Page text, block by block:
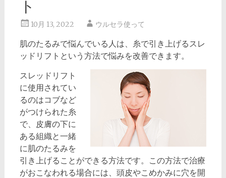
ト
10月 13, 2022 ウルセラ使って
肌のたるみで悩んでいる人は、糸で引き上げるスレ
ッドリフトという方法で悩みを改善できます。
スレッドリフト
に使用されてい
るのはコブなど
がつけられた糸
で、皮膚の下に
ある組織と一緒
に肌のたるみを
引き上げることができる方法です。この方法で治療
がおこなわれる場合には、頭皮やこめかみに穴を開